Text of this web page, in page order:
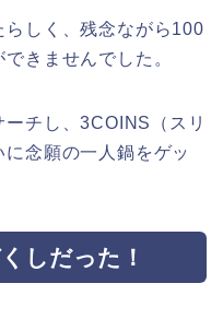
らしく、残念ながら100
きませんでした。
チし、3COINS（スリ
念願の一人鍋をゲッ
しだった！